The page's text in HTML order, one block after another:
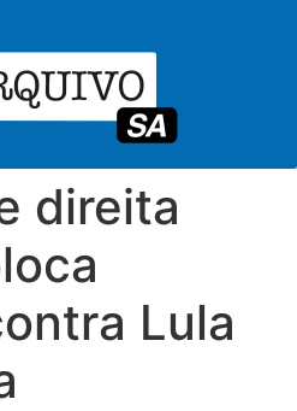
direita
Lula